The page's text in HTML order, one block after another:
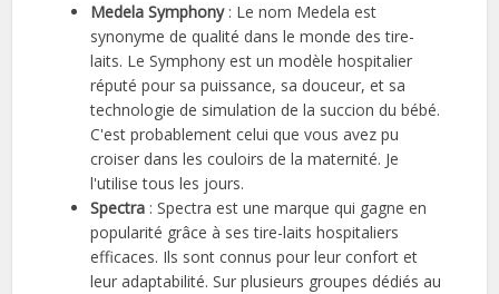
Medela Symphony: Le nom Medela est
synonyme de qualité dans le monde des tire-
laits. Le Symphony est un modèle hospitalier
réputé pour sa puissance, sa douceur, et sa
technologie de simulation de la succion du bébé.
C'est probablement celui que vous avez pu
croiser dans les couloirs de la maternité. Je
l'utilise tous les jours.
Spectra : Spectra est une marque qui gagne en
popularité grâce à ses tire-laits hospitaliers
efficaces. Ils sont connus pour leur confort et
leur adaptabilité. Sur plusieurs groupes dédiés au